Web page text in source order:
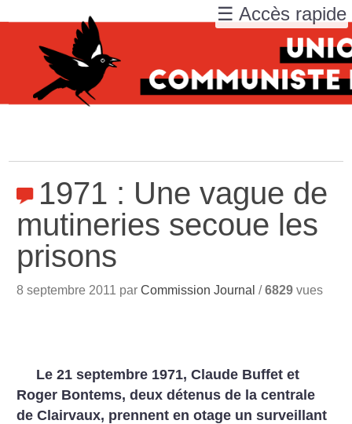
1971 : Une vague de
mutineries secoue les
prisons
8 septembre 2011 parCommission Journal /6829 vues
Le 21 septembre 1971, Claude Buffet et
Roger Bontems, deux détenus de la centrale
de Clairvaux, prennent en otage un surveillant
☰ Accès rapide